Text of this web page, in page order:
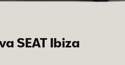
SEAT Ibiza